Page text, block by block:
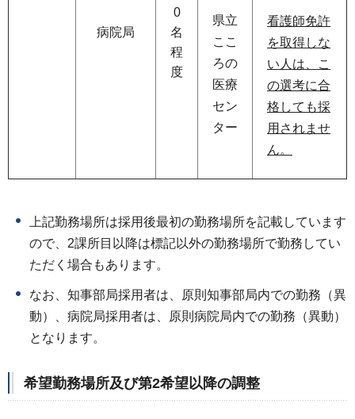
看護師免許
を取得しな
い人は、こ
の選考に合
格しても採
用されませ
ん。
病院局
0
名
程
度
県立
ここ
ろの
医療
セン
ター
上記勤務場所は採用後最初の勤務場所を記載しています
ので、2課所目以降は標記以外の勤務場所で勤務してい
ただく場合もあります。
なお、知事部局採用者は、原則知事部局内での勤務（異
動）、病院局採用者は、原則病院局内での勤務（異動）
となります。
希望勤務場所及び第2希望以降の調整